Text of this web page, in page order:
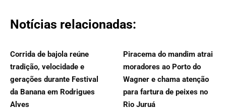
Notícias relacionadas:
Corrida de bajola reúne
tradição, velocidade e
gerações durante Festival
da Banana em Rodrigues
Alves
Piracema do mandim atrai
moradores ao Porto do
Wagner e chama atenção
para fartura de peixes no
Rio Juruá